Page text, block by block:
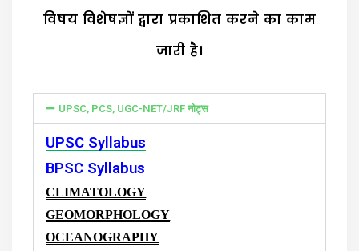
विषय विशेषज्ञों द्वारा प्रकाशित करने का काम
जारी है।
UPSC, PCS, UGC-NET/JRF नोट्स
UPSC Syllabus
BPSC Syllabus
CLIMATOLOGY
GEOMORPHOLOGY
OCEANOGRAPHY